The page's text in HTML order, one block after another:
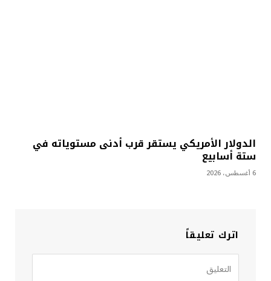
الدولار الأمريكي يستقر قرب أدنى مستوياته في
ستة أسابيع
6 أغسطس، 2026
اترك تعليقاً